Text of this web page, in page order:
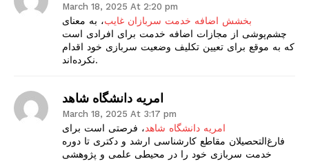
March 18, 2025 At 2:20 pm
بخشش اضافه خدمت سربازان غایب، به معنای
چشم‌پوشی از مجازات اضافه خدمت برای افرادی است
که به موقع برای تعیین تکلیف وضعیت سربازی خود اقدام
نکرده‌اند.
امریه دانشگاه شاهد
March 18, 2025 At 3:17 pm
امریه دانشگاه شاهد، فرصتی است برای
فارغ‌التحصیلان مقاطع کارشناسی ارشد و دکتری تا دوره
خدمت سربازی خود را در محیطی علمی و پژوهشی